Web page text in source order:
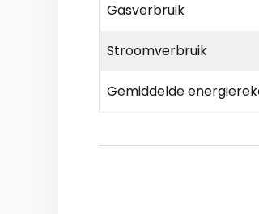
Gasverbruik
Stroomverbruik
Gemiddelde